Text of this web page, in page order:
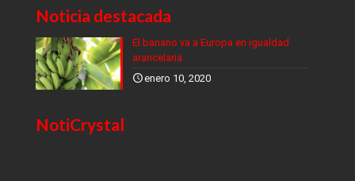
Noticia destacada
El banano va a Europa en igualdad
arancelaria
enero 10, 2020
NotiCrystal